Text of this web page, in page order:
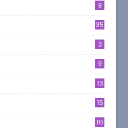
9
35
3
9
13
15
10